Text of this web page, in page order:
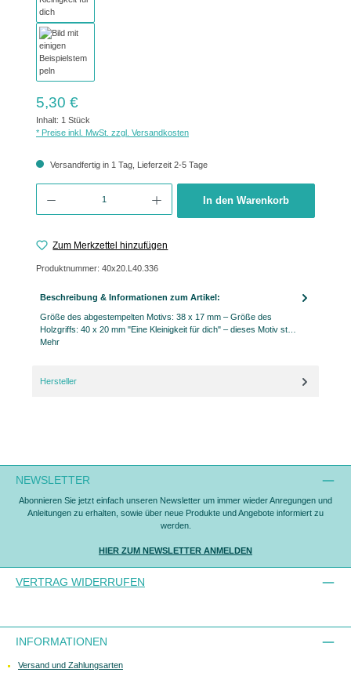
Regulärer Preis:
5,30 €
Inhalt: 1 Stück
* Preise inkl. MwSt. zzgl. Versandkosten
Versandfertig in 1 Tag, Lieferzeit 2-5 Tage
In den Warenkorb
Zum Merkzettel hinzufügen
Produktnummer: 40x20.L40.336
Beschreibung & Informationen zum Artikel:
Größe des abgestempelten Motivs: 38 x 17 mm – Größe des
Holzgriffs: 40 x 20 mm "Eine Kleinigkeit für dich" – dieses Motiv st…
Mehr
Hersteller
NEWSLETTER
Abonnieren Sie jetzt einfach unseren Newsletter um immer wieder Anregungen und
Anleitungen zu erhalten, sowie über neue Produkte und Angebote informiert zu
werden.
HIER ZUM NEWSLETTER ANMELDEN
VERTRAG WIDERRUFEN
INFORMATIONEN
Versand und Zahlungsarten